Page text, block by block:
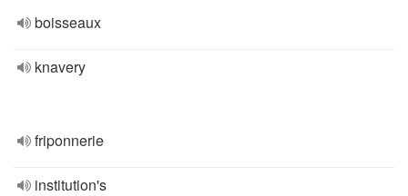
boisseaux
knavery
friponnerie
institution's